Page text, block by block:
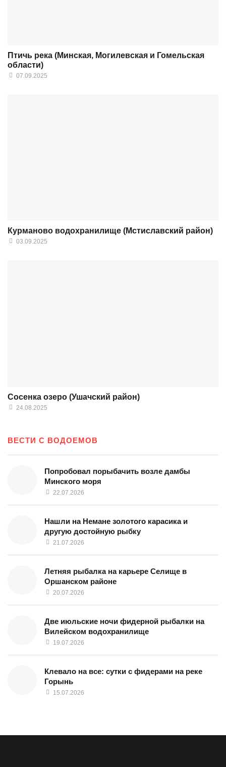
Птичь река (Минская, Могилевская и Гомельская
области)
07.09.2025
Курманово водохранилище (Мстиславский район)
03.09.2025
Сосенка озеро (Ушачский район)
24.08.2025
ВЕСТИ С ВОДОЕМОВ
Попробовал порыбачить возле дамбы
Минского моря
22.07.2026
Нашли на Немане золотого карасика и
другую достойную рыбку
21.07.2026
Летняя рыбалка на карьере Селище в
Оршанском районе
20.07.2026
Две июльские ночи фидерной рыбалки на
Вилейском водохранилище
19.07.2026
Клевало на все: сутки с фидерами на реке
Горынь
15.07.2026